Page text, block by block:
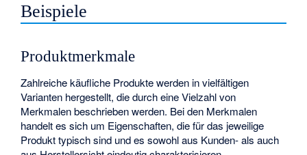
Beispiele
Produktmerkmale
Zahlreiche käufliche Produkte werden in vielfältigen
Varianten hergestellt, die durch eine Vielzahl von
Merkmalen beschrieben werden. Bei den Merkmalen
handelt es sich um Eigenschaften, die für das jeweilige
Produkt typisch sind und es sowohl aus Kunden- als auch